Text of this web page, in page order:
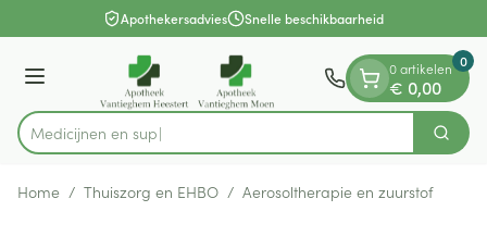
Ga naar de inhoudApothekersadvies Snelle beschikbaarheid
Menu
Product, merk, categorie... Zoek
0 artikelen
€ 0,00
0
Home / Thuiszorg en EHBO / Aerosoltherapie en zuurstof